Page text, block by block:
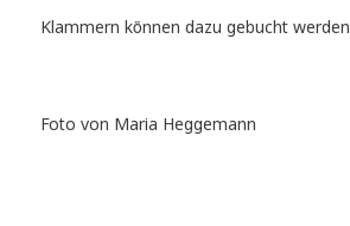
Klammern können dazu gebucht werden
Foto von Maria Heggemann